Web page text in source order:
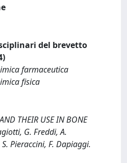
del brevetto
farmaceutica
fisica
THEIR USE IN BONE
G. Freddi, A.
Pieraccini, F. Dapiaggi.